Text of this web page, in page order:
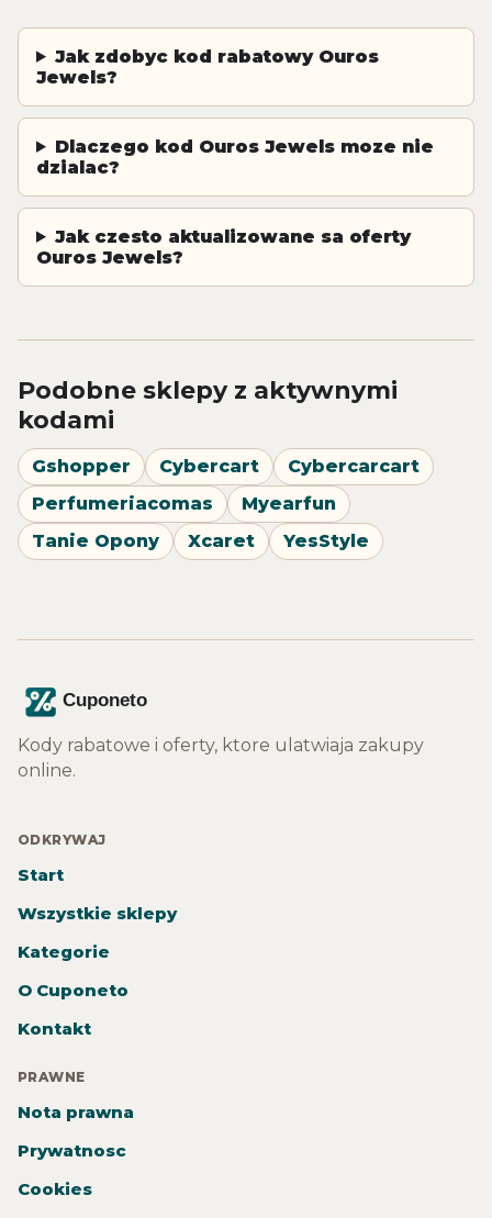
Jak zdobyc kod rabatowy Ouros
Jewels?
Dlaczego kod Ouros Jewels moze nie
dzialac?
Jak czesto aktualizowane sa oferty
Ouros Jewels?
Podobne sklepy z aktywnymi
kodami
Gshopper Cybercart
Cybercarcart
Perfumeriacomas
Myearfun
Tanie Opony
Xcaret YesStyle
Kody rabatowe i oferty, ktore ulatwiaja zakupy
online.
ODKRYWAJ
Start
Wszystkie sklepy
Kategorie
O Cuponeto
Kontakt
PRAWNE
Nota prawna
Prywatnosc
Cookies